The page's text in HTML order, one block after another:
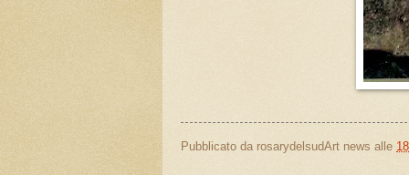
Pubblicato da rosarydelsudArt news alle